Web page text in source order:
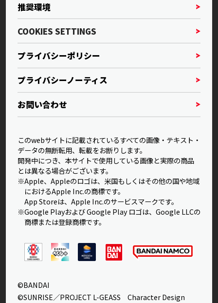
推奨環境
COOKIES SETTINGS
プライバシーポリシー
プライバシーノーティス
お問い合わせ
このwebサイトに記載されているすべての画像・テキスト・
データの無断転用、転載をお断りします。
開発中につき、本サイトで使用している画像と実際の商品
とは異なる場合がございます。
※Apple、Appleのロゴは、米国もしくはその他の国や地域
におけるApple Inc.の商標です。
App Storeは、Apple Inc.のサービスマークです。
※Google Playおよび Google Play ロゴは、Google LLCの
商標または登録商標です。
©BANDAI
©SUNRISE／PROJECT L-GEASS Character Design